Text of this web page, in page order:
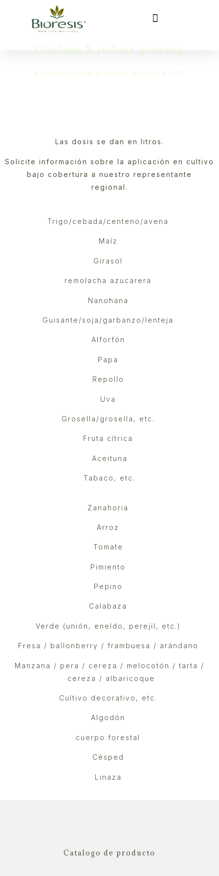
Outdoor & indoor growing​
Biofertilizante Bioresis BioTerra 700
Las dosis se dan en litros.
Solicite información sobre la aplicación en cultivo
bajo cobertura a nuestro representante
regional.
Trigo/cebada/centeno/avena
Maíz
Girasol
remolacha azucarera
Nanohana
Guisante/soja/garbanzo/lenteja
Alforfón
Papa
Repollo
Uva
Grosella/grosella, etc.
Fruta cítrica
Aceituna
Tabaco, etc.
Zanahoria
Arroz
Tomate
Pimiento
Pepino
Calabaza
Verde (unión, eneldo, perejil, etc.)
Fresa / ballonberry / frambuesa / arándano
Manzana / pera / cereza / melocotón / tarta /
cereza / albaricoque
Cultivo decorativo, etc.
Algodón
cuerpo forestal
Césped
Linaza
Catalogo de producto